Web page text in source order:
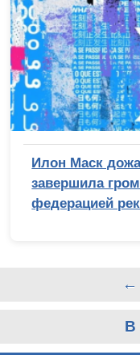
Илон Маск
завершила
федерацией
←
В